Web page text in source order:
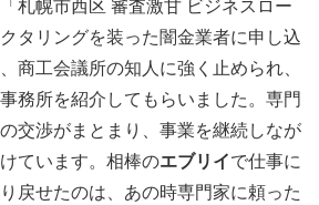
札幌市西区 審査激甘 ビジネスロー
タリングを装った闇金業者に申し込
商工会議所の知人に強く止められ、
務所を紹介してもらいました。専門
交渉がまとまり、事業を継続しなが
ています。相棒のエブリイで仕事に
戻せたのは、あの時専門家に頼った